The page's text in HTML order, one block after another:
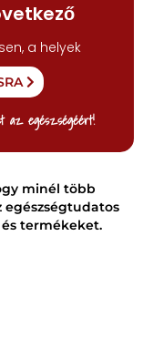
az egészségéért!
a helyek
minél több
egészségtudatos
termékeket.